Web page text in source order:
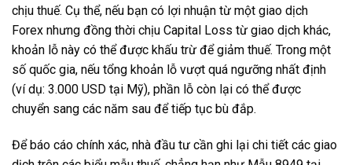
chịu thuế. Cụ thể, nếu bạn có lợi nhuận từ một giao dịch
Forex nhưng đồng thời chịu Capital Loss từ giao dịch khác,
khoản lỗ này có thể được khấu trừ để giảm thuế. Trong một
số quốc gia, nếu tổng khoản lỗ vượt quá ngưỡng nhất định
(ví dụ: 3.000 USD tại Mỹ), phần lỗ còn lại có thể được
chuyển sang các năm sau để tiếp tục bù đắp.
Để báo cáo chính xác, nhà đầu tư cần ghi lại chi tiết các giao